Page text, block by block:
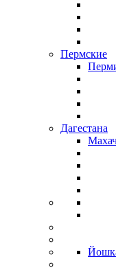
Пермские
Дагестана